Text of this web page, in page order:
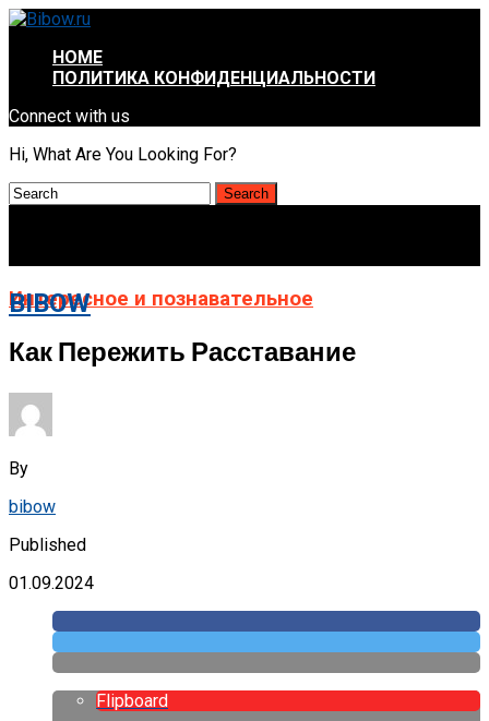
HOME
ПОЛИТИКА КОНФИДЕНЦИАЛЬНОСТИ
Connect with us
Hi, What Are You Looking For?
BIBOW
Интересное и познавательное
Как Пережить Расставание
By
bibow
Published
01.09.2024
Flipboard